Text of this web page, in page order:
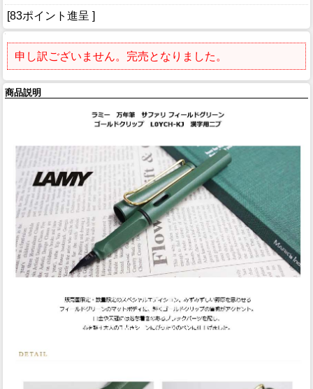
[83ポイント進呈 ]
申し訳ございません。完売となりました。
商品説明